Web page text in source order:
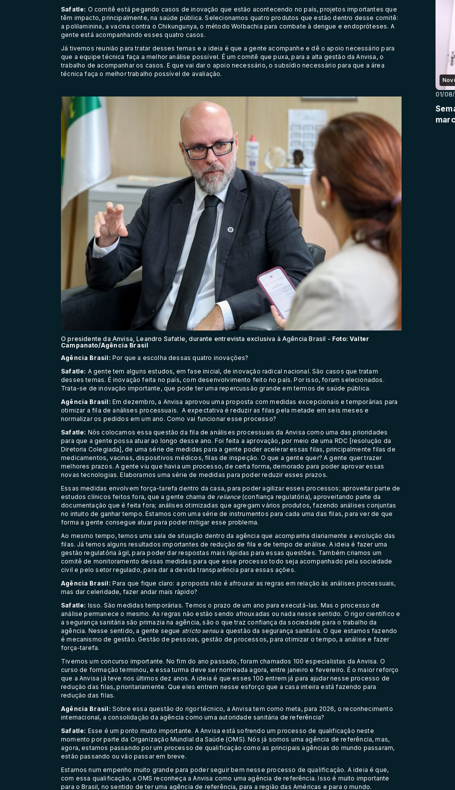
Safatle: O comitê está pegando casos de inovação que estão acontecendo no país, projetos importantes que
têm impacto, principalmente, na saúde pública. Selecionamos quatro produtos que estão dentro desse comitê:
a polilaminina, a vacina contra o Chikungunya, o método Wolbachia para combate à dengue e endopróteses. A
gente está acompanhando esses quatro casos.
Já tivemos reunião para tratar desses temas e a ideia é que a gente acompanhe e dê o apoio necessário para
que a equipe técnica faça a melhor análise possível. É um comitê que puxa, para a alta gestão da Anvisa, o
trabalho de acompanhar os casos. E que vai dar o apoio necessário, o subsídio necessário para que a área
técnica faça o melhor trabalho possível de avaliação.
O presidente da Anvisa, Leandro Safatle, durante entrevista exclusiva à Agência Brasil - Foto: Valter
Campanato/Agência Brasil
Agência Brasil: Por que a escolha dessas quatro inovações?
Safatle: A gente tem alguns estudos, em fase inicial, de inovação radical nacional. São casos que tratam
desses temas. É inovação feita no país, com desenvolvimento feito no país. Por isso, foram selecionados.
Trata-se de inovação importante, que pode ter uma repercussão grande em termos de saúde pública.
Agência Brasil: Em dezembro, a Anvisa aprovou uma proposta com medidas excepcionais e temporárias para
otimizar a fila de análises processuais. A expectativa é reduzir as filas pela metade em seis meses e
normalizar os pedidos em um ano. Como vai funcionar esse processo?
Safatle: Nós colocamos essa questão da fila de análises processuais da Anvisa como uma das prioridades
para que a gente possa atuar ao longo desse ano. Foi feita a aprovação, por meio de uma RDC [resolução da
Diretoria Colegiada], de uma série de medidas para a gente poder acelerar essas filas, principalmente filas de
medicamentos, vacinas, dispositivos médicos, filas de inspeção. O que a gente quer? A gente quer trazer
melhores prazos. A gente viu que havia um processo, de certa forma, demorado para poder aprovar essas
novas tecnologias. Elaboramos uma série de medidas para poder reduzir esses prazos.
Essas medidas envolvem força-tarefa dentro da casa, para poder agilizar esses processos; aproveitar parte de
estudos clínicos feitos fora, que a gente chama de reliance(confiança regulatória), aproveitando parte da
documentação que é feita fora; análises otimizadas que agregam vários produtos, fazendo análises conjuntas
no intuito de ganhar tempo. Estamos com uma série de instrumentos para cada uma das filas, para ver de que
forma a gente consegue atuar para poder mitigar esse problema.
Ao mesmo tempo, temos uma sala de situação dentro da agência que acompanha diariamente a evolução das
filas. Já temos alguns resultados importantes de redução de fila e de tempo de análise. A ideia é fazer uma
gestão regulatória ágil, para poder dar respostas mais rápidas para essas questões. Também criamos um
comitê de monitoramento dessas medidas para que esse processo todo seja acompanhado pela sociedade
civil e pelo setor regulado, para dar a devida transparência para essas ações.
Agência Brasil: Para que fique claro: a proposta não é afrouxar as regras em relação às análises processuais,
mas dar celeridade, fazer andar mais rápido?
Safatle: Isso. São medidas temporárias. Temos o prazo de um ano para executá-las. Mas o processo de
análise permanece o mesmo. As regras não estão sendo afrouxadas ou nada nesse sentido. O rigor científico e
a segurança sanitária são primazia na agência, são o que traz confiança da sociedade para o trabalho da
agência. Nesse sentido, a gente segue stricto sensu a questão da segurança sanitária. O que estamos fazendo
é mecanismo de gestão. Gestão de pessoas, gestão de processos, para otimizar o tempo, a análise e fazer
força-tarefa.
Tivemos um concurso importante. No fim do ano passado, foram chamados 100 especialistas da Anvisa. O
curso de formação terminou, e essa turma deve ser nomeada agora, entre janeiro e fevereiro. É o maior reforço
que a Anvisa já teve nos últimos dez anos. A ideia é que esses 100 entrem já para ajudar nesse processo de
redução das filas, prioritariamente. Que eles entrem nesse esforço que a casa inteira está fazendo para
redução das filas.
Agência Brasil: Sobre essa questão do rigor técnico, a Anvisa tem como meta, para 2026, o reconhecimento
internacional, a consolidação da agência como uma autoridade sanitária de referência?
Safatle: Esse é um ponto muito importante. A Anvisa está sofrendo um processo de qualificação neste
momento por parte da Organização Mundial da Saúde (OMS). Nós já somos uma agência de referência, mas,
agora, estamos passando por um processo de qualificação como as principais agências do mundo passaram,
estão passando ou vão passar em breve.
Estamos num empenho muito grande para poder seguir bem nesse processo de qualificação. A ideia é que,
com essa qualificação, a OMS reconheça a Anvisa como uma agência de referência. Isso é muito importante
para o Brasil, no sentido de ter uma agência de referência, para a região das Américas e para o mundo.
01/